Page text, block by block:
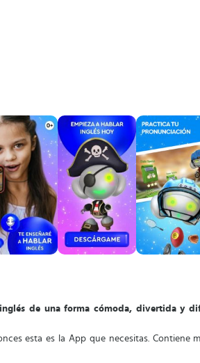
de una forma cómoda, divertida y
esta es la App que necesitas. Contiene